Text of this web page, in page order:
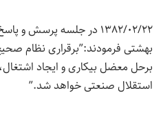
۱۳۸۲/۰۲/۲۲ در جلسه پرسش
بهشتی فرمودند:”برقراری نظام
برحل معضل بیکاری و ایجاد
استقلال صنعتی خواهد شد.”